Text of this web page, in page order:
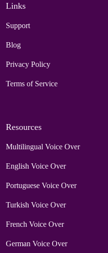
Links
Support
Blog
Privacy Policy
Terms of Service
Resources
Multilingual Voice Over
English Voice Over
Portuguese Voice Over
Turkish Voice Over
French Voice Over
German Voice Over